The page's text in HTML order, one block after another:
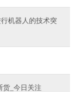
机器人的技术突
货_今日关注